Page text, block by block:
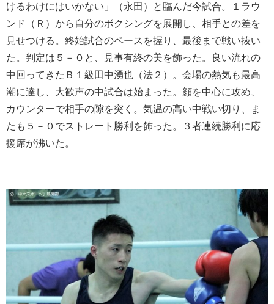
けるわけにはいかない」（永田）と臨んだ今試合。１ラウ
ンド（Ｒ）から自分のボクシングを展開し、相手との差を
見せつける。終始試合のペースを握り、最後まで戦い抜い
た。判定は５－０と、見事有終の美を飾った。良い流れの
中回ってきたＢ１級田中湧也（法２）。会場の熱気も最高
潮に達し、大歓声の中試合は始まった。顔を中心に攻め、
カウンターで相手の隙を突く。気温の高い中戦い切り、ま
たも５－０でストレート勝利を飾った。３者連続勝利に応
援席が沸いた。